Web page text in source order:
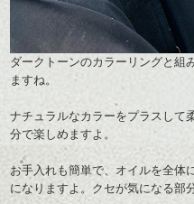
ダークトーンのカラーリングと組
ますね。
ナチュラルなカラーをプラスして
分で楽しめますよ。
お手入れも簡単で、オイルを全体
になりますよ。クセが気になる部